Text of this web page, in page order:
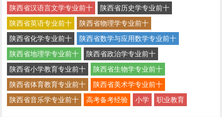
陕西省汉语言文学专业前十
陕西省历史学专业前十
陕西省英语专业前十
陕西省物理学专业前十
陕西省化学专业前十
陕西省数学与应用数学专业前十
陕西省地理学专业前十
陕西省政治学专业前十
陕西省小学教育专业前十
陕西省生物学专业前十
陕西省体育教育专业前十
陕西省美术学专业前十
陕西省音乐学专业前十
高考备考经验 小学 职业教育